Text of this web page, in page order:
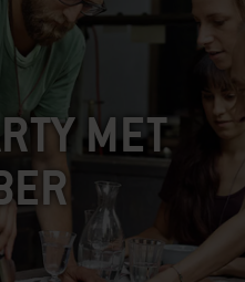
MET